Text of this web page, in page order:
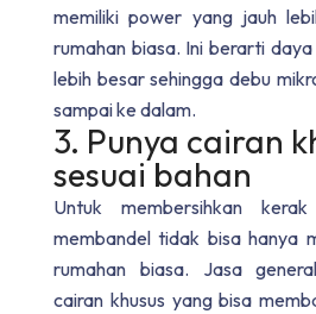
memiliki power yang jauh
rumahan biasa. Ini berarti
lebih besar sehingga debu
sampai ke dalam.
3. Punya cairan
sesuai bahan
Untuk membersihkan
membandel tidak bisa hanya
rumahan biasa. Jasa
cairan khusus yang bisa